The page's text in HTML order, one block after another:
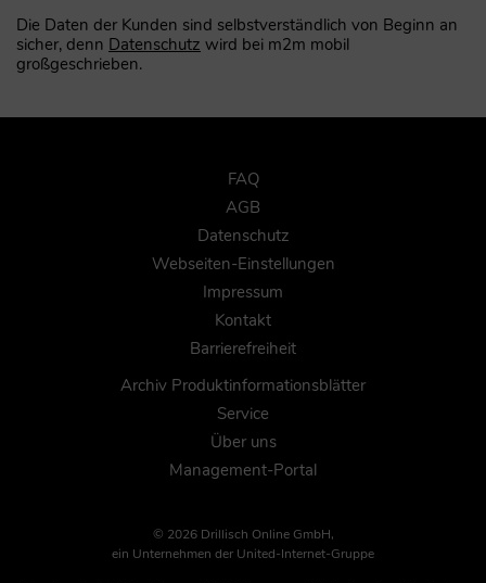
Die Daten der Kunden sind selbstverständlich von Beginn an
sicher, denn Datenschutz wird bei m2m mobil
großgeschrieben.
FAQ
AGB
Datenschutz
Webseiten-Einstellungen
Impressum
Kontakt
Barrierefreiheit
Archiv Produktinformationsblätter
Service
Über uns
Management-Portal
© 2026 Drillisch Online GmbH,
ein Unternehmen der United-Internet-Gruppe